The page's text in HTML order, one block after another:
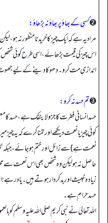
➋کسی کے بھاؤ پر بھاؤ نہ بڑھاؤ:
مراد یہ ہے کہ ایک چیز کا خریدنا منظور
اس چیز کی قیمت بڑھائے، اسی طرح کوئی شخص
اندازی مت کرو۔ دھوکا دینے کے لیے
➌تم حسد نہ کرو:
حسد انسانی فطرت کا جزو لا ینفك ہے،
کوئی چیز یا نعمت دیکھے اور تمنا کرے کہ
نعمت ہے) سے زائل اور ختم ہو جائے، جبکہ
حاصل نہ ہو لیکن وہ شخص بھی اس نعمت سے
زیادہ خبیث اور بدکردار ہوتے ہیں۔ یاد
حسد حرام ہے۔
الله تعالیٰ نے نبی کریم صلی الله علیہ وسلم کو